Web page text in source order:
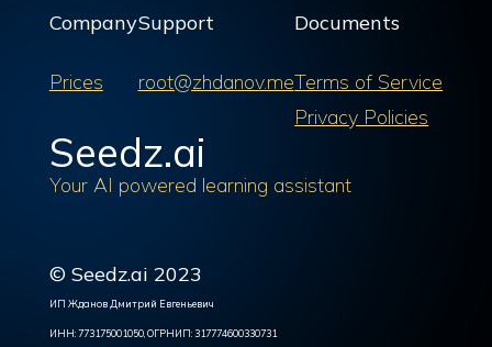
Company
Prices
Support
root@zhdanov.me
Documents
Terms of Service
Privacy Policies
Seedz.ai
Your AI powered learning assistant
© Seedz.ai 2023
ИП Жданов Дмитрий Евгеньевич
ИНН: 773175001050, ОГРНИП: 317774600330731